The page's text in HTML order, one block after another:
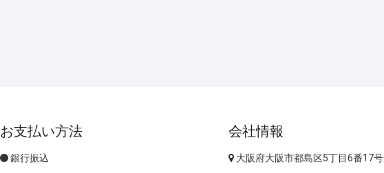
お支払い方法
銀行振込
会社情報
大阪府大阪市都島区5丁目6番17号